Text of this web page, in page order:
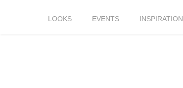
LOOKS EVENTS INSPIRATION